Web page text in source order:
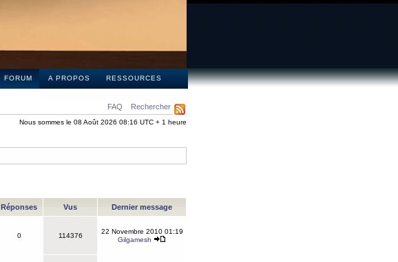
FORUM A PROPOS RESSOURCES
FAQ Rechercher
Nous sommes le 08 Août 2026 08:16 UTC + 1 heure
Réponses Vus Dernier message
0 114376
22 Novembre 2010 01:19
Gilgamesh